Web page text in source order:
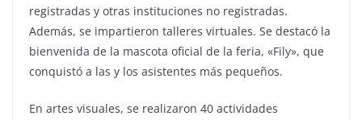
registradas y otras instituciones no registradas.
Además, se impartieron talleres virtuales. Se destacó la
bienvenida de la mascota oficial de la feria, «Fily», que
conquistó a las y los asistentes más pequeños.
En artes visuales, se realizaron 40 actividades